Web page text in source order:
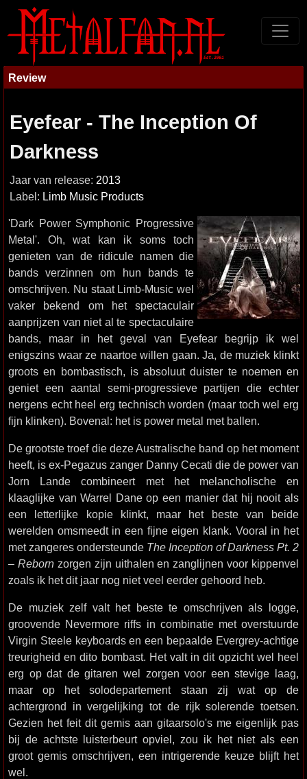
Review
Eyefear - The Inception Of
Darkness
Jaar van release: 2013
Label: Limb Music Products
'Dark Power Symphonic Progressive
Metal'. Oh, wat kan ik soms toch
genieten van de ridicule namen die
bands verzinnen om hun bands te
omschrijven. Nu staat Limb-Music wel
vaker bekend om het spectaculair
aanprijzen van niet al te spectaculaire
bands, maar in het geval van Eyefear begrijp ik wel
enigszins waar ze naartoe willen gaan. Ja, de muziek klinkt
groots en bombastisch, is absoluut duister te noemen en
geniet een aantal semi-progressieve partijen die echter
nergens echt heel erg technisch worden (maar toch wel erg
fijn klinken). Bovenal: het is power metal met ballen.
De grootste troef die deze Australische band op het moment
heeft, is ex-Pegazus zanger Danny Cecati die de power van
Jorn Lande combineert met het melancholische en
klaaglijke van Warrel Dane op een manier dat hij nooit als
een letterlijke kopie klinkt, maar het beste van beide
werelden omsmeedt in een fijne eigen klank. Vooral in het
met zangeres ondersteunde The Inception of Darkness Pt. 2
– Rebornzorgen zijn uithalen en zanglijnen voor kippenvel
zoals ik het dit jaar nog niet veel eerder gehoord heb.
De muziek zelf valt het beste te omschrijven als logge,
groovende Nevermore riffs in combinatie met overstuurde
Virgin Steele keyboards en een bepaalde Evergrey-achtige
treurigheid en dito bombast. Het valt in dit opzicht wel heel
erg op dat de gitaren wel zorgen voor een stevige laag,
maar op het solodepartement staan zij wat op de
achtergrond in vergelijking tot de rijk solerende toetsen.
Gezien het feit dit gemis aan gitaarsolo's me eigenlijk pas
bij de achtste luisterbeurt opviel, zou ik het niet als een
groot gemis omschrijven, een intrigerende keuze blijft het
wel.